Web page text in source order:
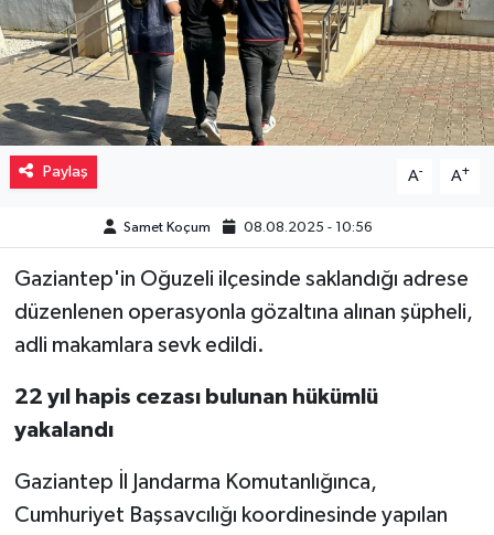
Paylaş A- A+
Samet Koçum 08.08.2025 - 10:56
Gaziantep'in Oğuzeli ilçesinde saklandığı adrese
düzenlenen operasyonla gözaltına alınan şüpheli,
adli makamlara sevk edildi.
22 yıl hapis cezası bulunan hükümlü
yakalandı
Gaziantep İl Jandarma Komutanlığınca,
Cumhuriyet Başsavcılığı koordinesinde yapılan
Müzik
Piyasa
Resmi İlanlar
Sağlık
Sinemalar
Siyaset
Spor
Teknoloji
Video Haber